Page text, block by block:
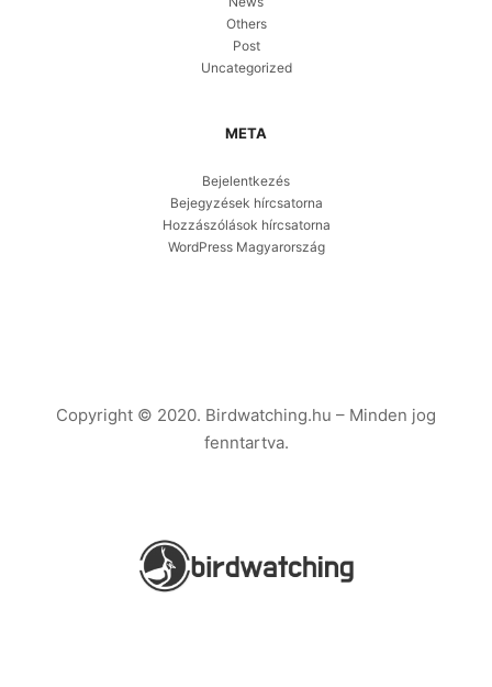
Others
Post
Uncategorized
META
Bejelentkezés
Bejegyzések hírcsatorna
Hozzászólások hírcsatorna
WordPress Magyarország
Copyright © 2020. Birdwatching.hu – Minden jog
fenntartva.